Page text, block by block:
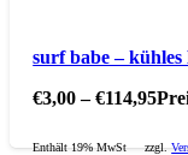
surf babe –
€3,00 –€114,95
Enthält 19% MwSt zzgl.